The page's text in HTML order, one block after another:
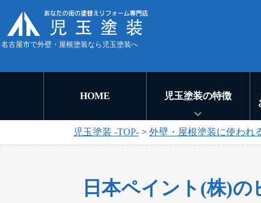
名古屋市で外壁・屋根塗装なら児玉塗装へ
HOME 児玉塗装の特徴
児玉塗装 -TOP- > 外壁・屋根塗装に使われ
日本ペイント(株)